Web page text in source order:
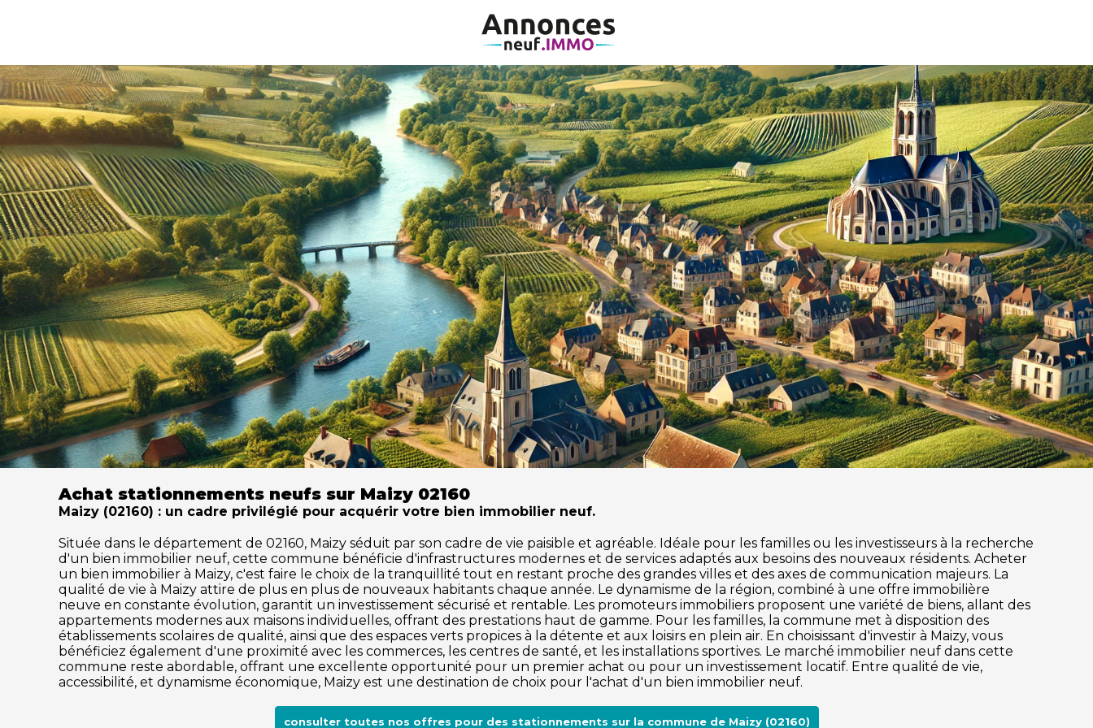
Achat stationnements neufs sur Maizy 02160
Maizy (02160) : un cadre privilégié pour acquérir votre bien immobilier neuf.
Située dans le département de 02160, Maizy séduit par son cadre de vie paisible et agréable. Idéale pour les familles ou les investisseurs à la recherche
d'un bien immobilier neuf, cette commune bénéficie d'infrastructures modernes et de services adaptés aux besoins des nouveaux résidents. Acheter
un bien immobilier à Maizy, c'est faire le choix de la tranquillité tout en restant proche des grandes villes et des axes de communication majeurs. La
qualité de vie à Maizy attire de plus en plus de nouveaux habitants chaque année. Le dynamisme de la région, combiné à une offre immobilière
neuve en constante évolution, garantit un investissement sécurisé et rentable. Les promoteurs immobiliers proposent une variété de biens, allant des
appartements modernes aux maisons individuelles, offrant des prestations haut de gamme. Pour les familles, la commune met à disposition des
établissements scolaires de qualité, ainsi que des espaces verts propices à la détente et aux loisirs en plein air. En choisissant d'investir à Maizy, vous
bénéficiez également d'une proximité avec les commerces, les centres de santé, et les installations sportives. Le marché immobilier neuf dans cette
commune reste abordable, offrant une excellente opportunité pour un premier achat ou pour un investissement locatif. Entre qualité de vie,
accessibilité, et dynamisme économique, Maizy est une destination de choix pour l'achat d'un bien immobilier neuf.
consulter toutes nos offres pour des stationnements sur la commune de Maizy (02160)